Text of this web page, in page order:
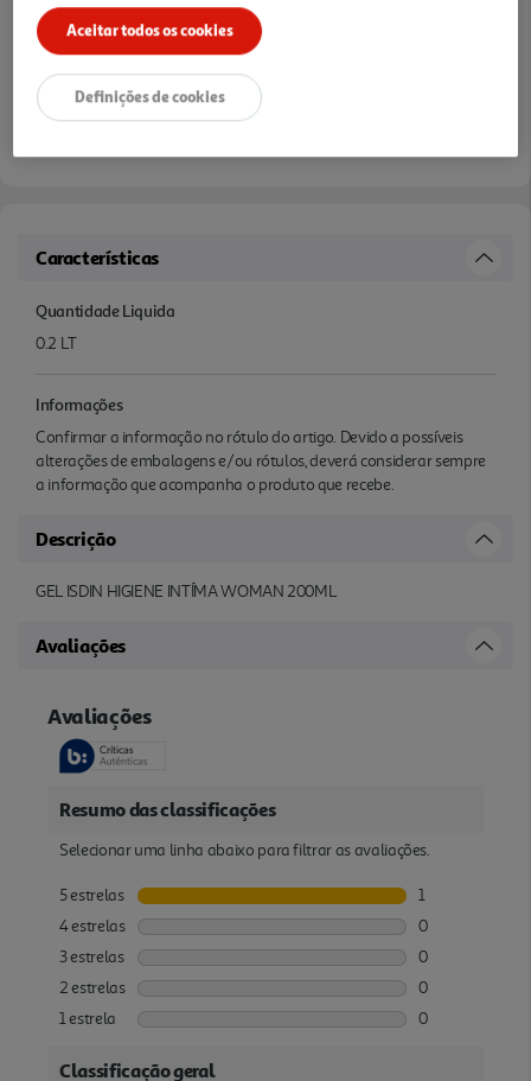
Características
Quantidade Liquida
0.2 LT
Informações
Confirmar a informação no rótulo do artigo. Devido a possíveis
alterações de embalagens e/ou rótulos, deverá considerar sempre
a informação que acompanha o produto que recebe.
Descrição
GEL ISDIN HIGIENE INTÍMA WOMAN 200ML
Avaliações
Aceitar todos os cookies
Definições de cookies